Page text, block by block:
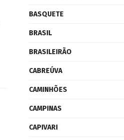
BASQUETE
BRASIL
BRASILEIRÃO
CABREÚVA
CAMINHÕES
CAMPINAS
CAPIVARI